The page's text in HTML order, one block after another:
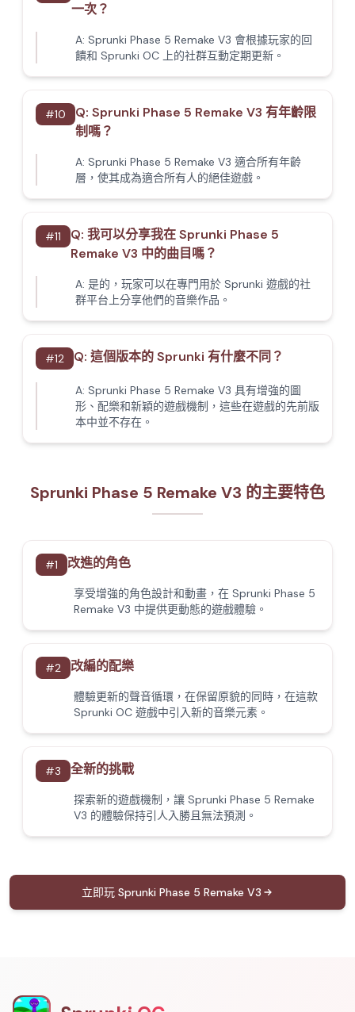
一次？
A: Sprunki Phase 5 Remake V3 會根據玩家的回
饋和 Sprunki OC 上的社群互動定期更新。
#10 Q: Sprunki Phase 5 Remake V3 有年齡限
制嗎？
A: Sprunki Phase 5 Remake V3 適合所有年齡
層，使其成為適合所有人的絕佳遊戲。
#11 Q: 我可以分享我在 Sprunki Phase 5
Remake V3 中的曲目嗎？
A: 是的，玩家可以在專門用於 Sprunki 遊戲的社
群平台上分享他們的音樂作品。
#12 Q: 這個版本的 Sprunki 有什麼不同？
A: Sprunki Phase 5 Remake V3 具有增強的圖
形、配樂和新穎的遊戲機制，這些在遊戲的先前版
本中並不存在。
Sprunki Phase 5 Remake V3 的主要特色
#1 改進的角色
享受增強的角色設計和動畫，在 Sprunki Phase 5
Remake V3 中提供更動態的遊戲體驗。
#2 改編的配樂
體驗更新的聲音循環，在保留原貌的同時，在這款
Sprunki OC 遊戲中引入新的音樂元素。
#3 全新的挑戰
探索新的遊戲機制，讓 Sprunki Phase 5 Remake
V3 的體驗保持引人入勝且無法預測。
立即玩 Sprunki Phase 5 Remake V3